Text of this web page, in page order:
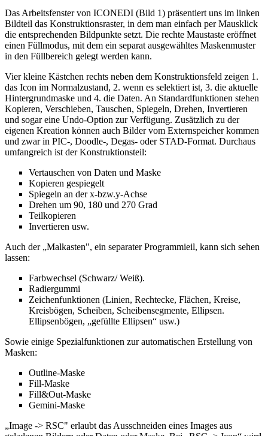
Das Arbeitsfenster von ICONEDI (Bild 1) präsentiert uns im linken
Bildteil das Konstruktionsraster, in dem man einfach per Mausklick
die entsprechenden Bildpunkte setzt. Die rechte Maustaste eröffnet
einen Füllmodus, mit dem ein separat ausgewähltes Maskenmuster
in den Füllbereich gelegt werden kann.
Vier kleine Kästchen rechts neben dem Konstruktionsfeld zeigen 1.
das Icon im Normalzustand, 2. wenn es selektiert ist, 3. die aktuelle
Hintergrundmaske und 4. die Daten. An Standardfunktionen stehen
Kopieren, Verschieben, Tauschen, Spiegeln, Drehen, Invertieren
und sogar eine Undo-Option zur Verfügung. Zusätzlich zu der
eigenen Kreation können auch Bilder vom Externspeicher kommen
und zwar in PIC-, Doodle-, Degas- oder STAD-Format. Durchaus
umfangreich ist der Konstruktionsteil:
Vertauschen von Daten und Maske
Kopieren gespiegelt
Spiegeln an der x-bzw.y-Achse
Drehen um 90, 180 und 270 Grad
Teilkopieren
Invertieren usw.
Auch der „Malkasten", ein separater Programmieil, kann sich sehen
lassen:
Farbwechsel (Schwarz/ Weiß).
Radiergummi
Zeichenfunktionen (Linien, Rechtecke, Flächen, Kreise,
Kreisbögen, Scheiben, Scheibensegmente, Ellipsen.
Ellipsenbögen, „gefüllte Ellipsen“ usw.)
Sowie einige Spezialfunktionen zur automatischen Erstellung von
Masken:
Outline-Maske
Fill-Maske
Fill&Out-Maske
Gemini-Maske
„Image -> RSC" erlaubt das Ausschneiden eines Images aus